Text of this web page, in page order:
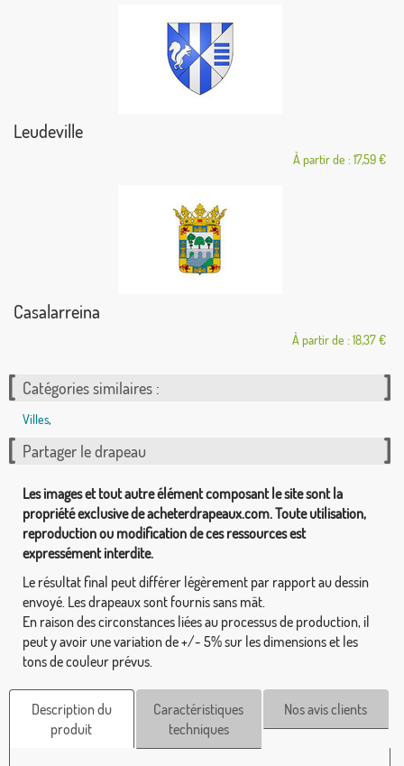
Leudeville
À partir de : 17,59 €
Casalarreina
À partir de : 18,37 €
Catégories similaires :
Villes,
Partager le drapeau
Les images et tout autre élément composant le site sont la
propriété exclusive de acheterdrapeaux.com. Toute utilisation,
reproduction ou modification de ces ressources est
expressément interdite.
Le résultat final peut différer légèrement par rapport au dessin
envoyé. Les drapeaux sont fournis sans mât.
En raison des circonstances liées au processus de production, il
peut y avoir une variation de +/- 5% sur les dimensions et les
tons de couleur prévus.
Description du
produit
Caractéristiques
techniques
Nos avis clients